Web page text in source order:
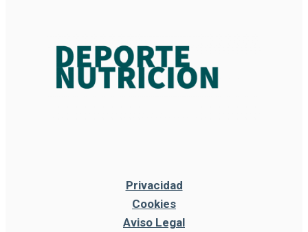
Privacidad
Cookies
Aviso Legal